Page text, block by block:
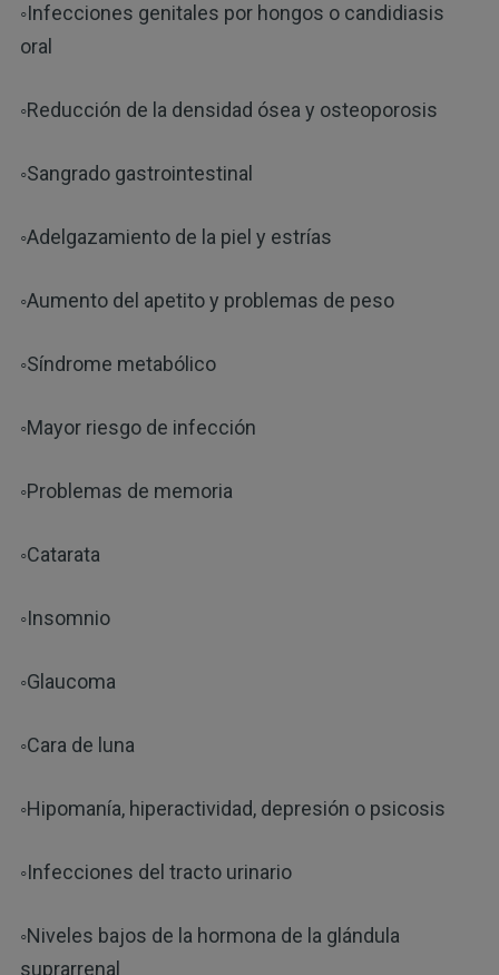
◦Infecciones genitales por hongos o candidiasis
oral
◦Reducción de la densidad ósea y osteoporosis
◦Sangrado gastrointestinal
◦Adelgazamiento de la piel y estrías
◦Aumento del apetito y problemas de peso
◦Síndrome metabólico
◦Mayor riesgo de infección
◦Problemas de memoria
◦Catarata
◦Insomnio
◦Glaucoma
◦Cara de luna
◦Hipomanía, hiperactividad, depresión o psicosis
◦Infecciones del tracto urinario
◦Niveles bajos de la hormona de la glándula
suprarrenal